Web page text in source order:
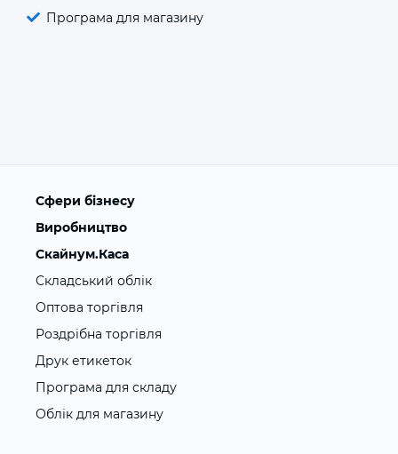
Програма для магазину
Сфери бізнесу
Виробництво
Скайнум.Каса
Складський облік
Оптова торгівля
Роздрібна торгівля
Друк етикеток
Програма для складу
Облік для магазину